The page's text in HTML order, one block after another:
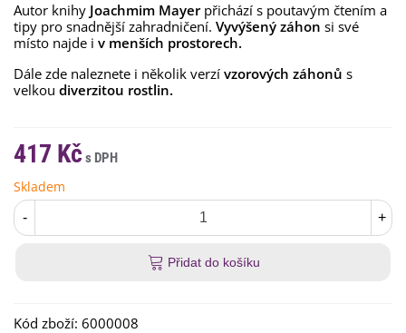
Autor knihy Joachmim Mayerpřichází s poutavým čtením a
tipy pro snadnější zahradničení. Vyvýšený záhon si své
místo najde i v menších prostorech.
Dále zde naleznete i několik verzí vzorových záhonů s
velkou diverzitou rostlin.
417 Kč
Skladem
- +
Přidat do košíku
Kód zboží: 6000008